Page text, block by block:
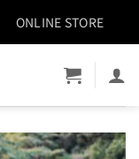
ONLINE STORE